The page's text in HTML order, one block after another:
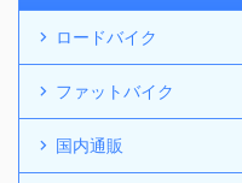
ロードバイク
ファットバイク
国内通販